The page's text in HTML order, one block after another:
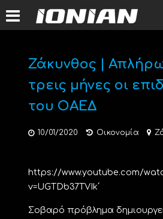
Ζάκυνθος |
τρεις μήνες οι
του ΟΑΕΔ
10/01/2020 Οικονομία
https://www.youtube.com/
v=UGTDb37TVIk΄
Σοβαρό πρόβλημα